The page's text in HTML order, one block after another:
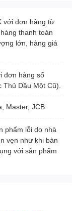
với đơn hàng từ
thanh toán
lớn, hàng giá
đơn hàng số
Thủ Dầu Một Cũ).
Master, JCB
phẩm lỗi do nhà
vẹn như khi bàn
với sản phẩm